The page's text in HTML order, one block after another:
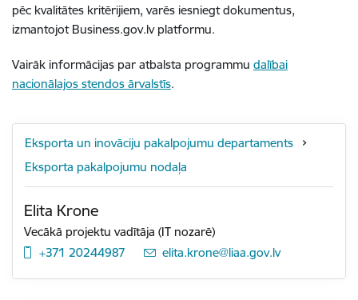
pēc kvalitātes kritērijiem, varēs iesniegt dokumentus,
izmantojot Business.gov.lv platformu.
Vairāk informācijas par atbalsta programmu dalībai
nacionālajos stendos ārvalstīs.
Eksporta un inovāciju pakalpojumu departaments
Eksporta pakalpojumu nodaļa
Elita Krone
Vecākā projektu vadītāja (IT nozarē)
+371 20244987
E-pasts:
elita.krone@liaa.gov.lv